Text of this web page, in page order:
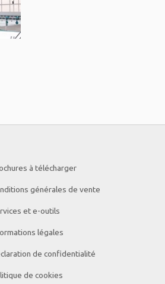
à télécharger
générales de vente
et e-outils
légales
de confidentialité
de cookies